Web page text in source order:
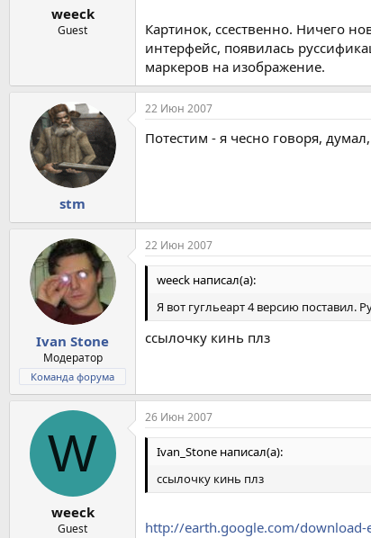
weeck
Guest
Картинок, ссественно. Ничего
интерфейс, появилась
маркеров на изображение.
stm
22 Июн 2007
Потестим - я чесно говоря,
Ivan Stone
Модератор
Команда форума
22 Июн 2007
weeck написал(а):
Я вот гугльеарт 4 версию поставил.
ссылочку кинь плз
W
weeck
Guest
26 Июн 2007
Ivan_Stone написал(а):
ссылочку кинь плз
http://earth.google.com/download-